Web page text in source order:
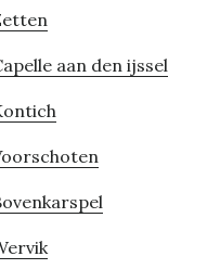
aan den ijssel